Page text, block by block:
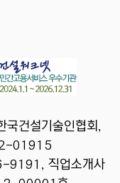
건설기술인협회,
01915
9191, 직업소개사